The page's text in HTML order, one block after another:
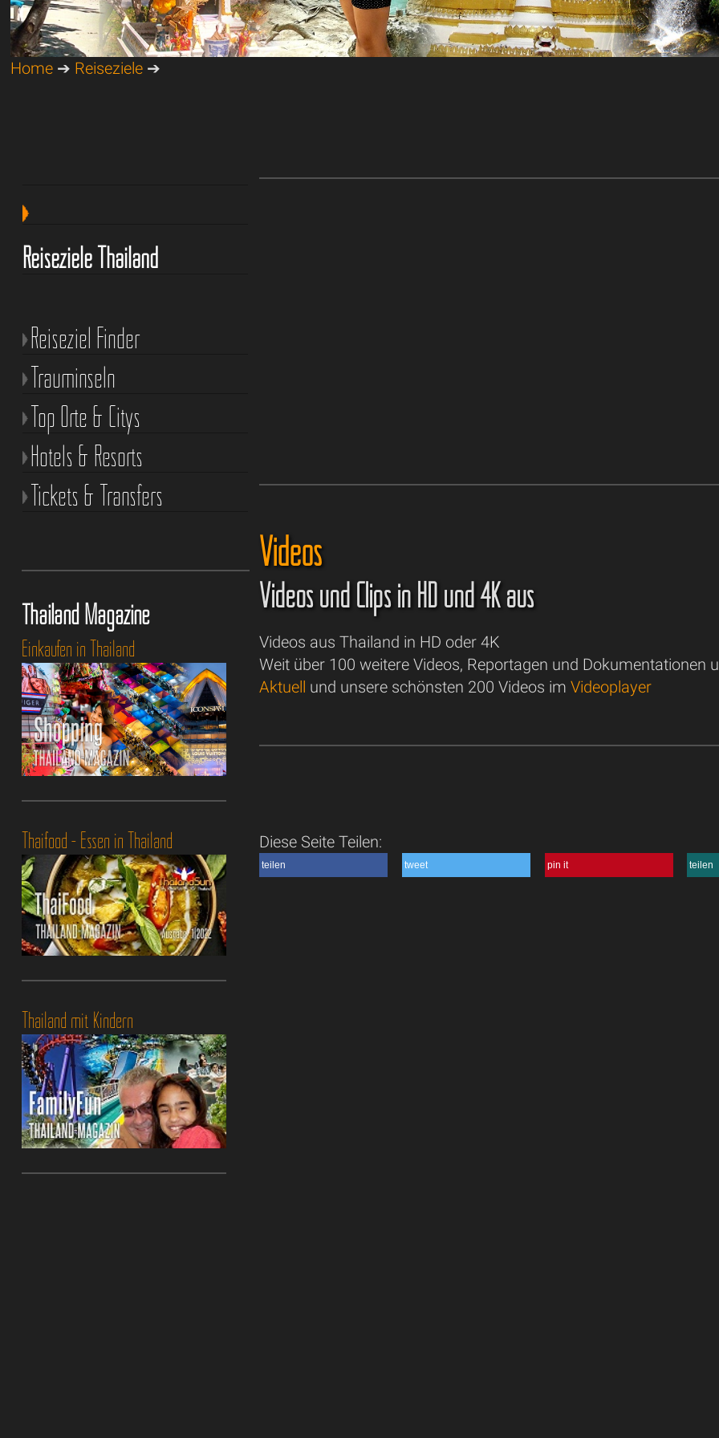
Home ➔ Reiseziele ➔
Videos
Videos und Clips in HD und 4K aus
Videos aus Thailand in HD oder 4K
Weit über 100 weitere Videos, Reportagen und
Aktuell und unsere schönsten 200 Videos imVideoplayer
Diese Seite Teilen:
teilen tweet pin it teilen
Reiseziele Thailand
Reiseziel Finder
Trauminseln
Top Orte & Citys
Hotels & Resorts
Tickets & Transfers
Thailand Magazine
Einkaufen in Thailand
Thaifood - Essen in Thailand
Thailand mit Kindern